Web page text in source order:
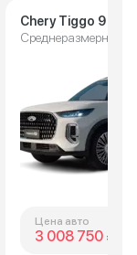
Chery Tiggo 9
Среднеразмерный
Цена авто
3 008 750 ₽